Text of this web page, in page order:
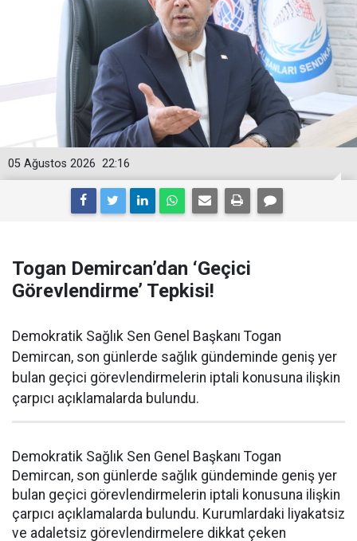
22:16
05 Ağustos 2026
Togan Demircan’dan ‘Geçici
Görevlendirme’ Tepkisi!
Demokratik Sağlık Sen Genel Başkanı Togan
Demircan, son günlerde sağlık gündeminde geniş yer
bulan geçici görevlendirmelerin iptali konusuna ilişkin
çarpıcı açıklamalarda bulundu.
Demokratik Sağlık Sen Genel Başkanı Togan
Demircan, son günlerde sağlık gündeminde geniş yer
bulan geçici görevlendirmelerin iptali konusuna ilişkin
çarpıcı açıklamalarda bulundu. Kurumlardaki liyakatsiz
ve adaletsiz görevlendirmelere dikkat çeken